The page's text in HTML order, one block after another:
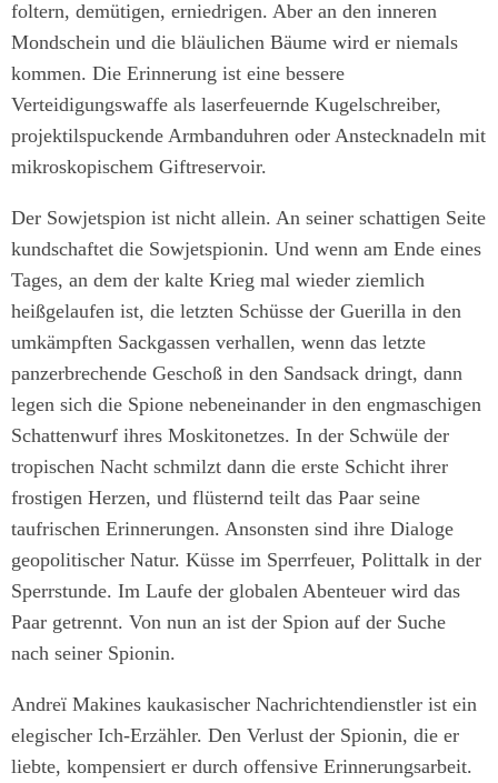
foltern, demütigen, erniedrigen. Aber an den inneren
Mondschein und die bläulichen Bäume wird er niemals
kommen. Die Erinnerung ist eine bessere
Verteidigungswaffe als laserfeuernde Kugelschreiber,
projektilspuckende Armbanduhren oder Anstecknadeln mit
mikroskopischem Giftreservoir.
Der Sowjetspion ist nicht allein. An seiner schattigen Seite
kundschaftet die Sowjetspionin. Und wenn am Ende eines
Tages, an dem der kalte Krieg mal wieder ziemlich
heißgelaufen ist, die letzten Schüsse der Guerilla in den
umkämpften Sackgassen verhallen, wenn das letzte
panzerbrechende Geschoß in den Sandsack dringt, dann
legen sich die Spione nebeneinander in den engmaschigen
Schattenwurf ihres Moskitonetzes. In der Schwüle der
tropischen Nacht schmilzt dann die erste Schicht ihrer
frostigen Herzen, und flüsternd teilt das Paar seine
taufrischen Erinnerungen. Ansonsten sind ihre Dialoge
geopolitischer Natur. Küsse im Sperrfeuer, Polittalk in der
Sperrstunde. Im Laufe der globalen Abenteuer wird das
Paar getrennt. Von nun an ist der Spion auf der Suche
nach seiner Spionin.
Andreï Makines kaukasischer Nachrichtendienstler ist ein
elegischer Ich-Erzähler. Den Verlust der Spionin, die er
liebte, kompensiert er durch offensive Erinnerungsarbeit.